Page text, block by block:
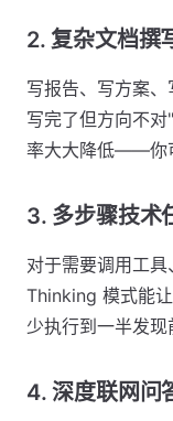
2. 复杂文档撰
写报告、写方案
写完了但方向不
率大大降低——你
3. 多步骤技术
对于需要调用工具
Thinking 模式能
少执行到一半发现
4. 深度联网问